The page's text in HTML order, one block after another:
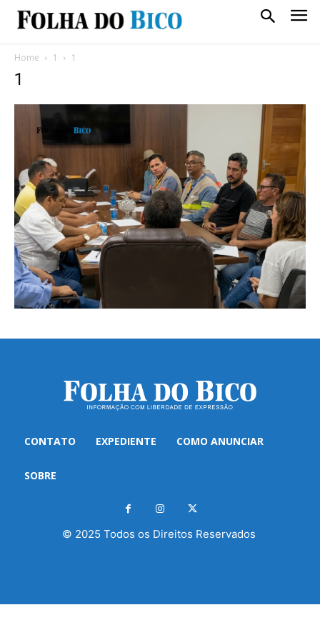
Home 1 1
1
CONTATO EXPEDIENTE COMO ANUNCIAR
SOBRE
© 2025 Todos os Direitos Reservados